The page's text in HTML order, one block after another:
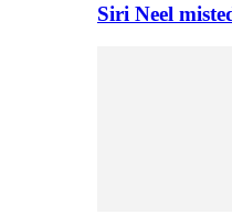
Siri Neel